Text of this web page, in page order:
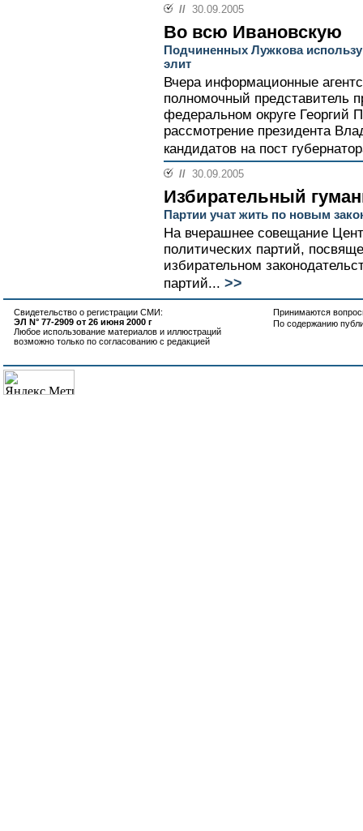
// 30.09.2005
Во всю Ивановскую
Подчиненных Лужкова
элит
Вчера информационные
полномочный представитель
федеральном округе Георгий
рассмотрение президента
кандидатов на пост
// 30.09.2005
Избирательный
Партии учат жить по новым
На вчерашнее совещание
политических партий,
избирательном
партий... >>
Свидетельство о регистрации СМИ:
ЭЛ N° 77-2909 от 26 июня 2000 г
Любое использование материалов и иллюстраций
возможно только по согласованию с редакцией
Принимаются
По содержанию